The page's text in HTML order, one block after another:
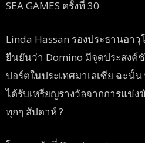
SEA GAMES ครั้งที่ 30
Linda Hassan รองประธานอา
ยืนยันว่า Domino มีจุดประสงค์
ปอร์ตในประเทศมาเลเซีย ฉะนั้
ได้รับเหรียญรางวัลจากการแข่
ทุกๆ สัปดาห์?